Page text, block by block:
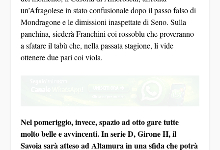
Nel pomeriggio, invece, spazio ad otto gare tutte
molto belle e avvincenti. In serie D, Girone H, il
Altamura. I pugliesi, che hanno cambiato allenatore con
l’avvento di Ciccio Cozza, vogliono spezzare
l’incantesimo e cercheranno la vittoria ad ogni costo per